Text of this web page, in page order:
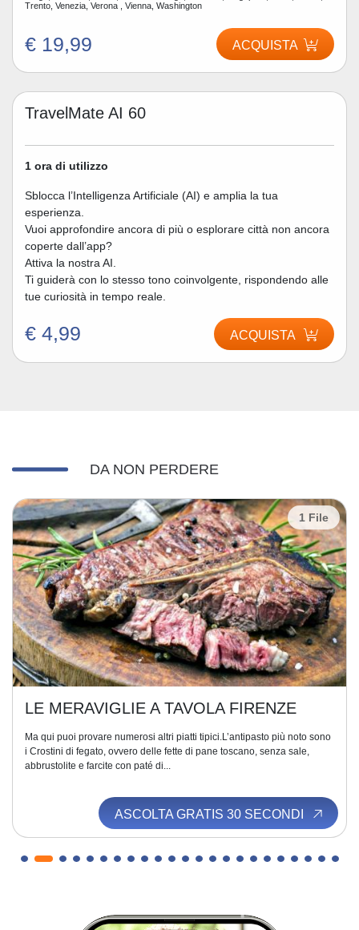
Trento, Venezia, Verona , Vienna, Washington
€ 19,99 ACQUISTA
TravelMate AI 60
1 ora di utilizzo
Sblocca l’Intelligenza Artificiale (AI) e amplia la tua
esperienza.
Vuoi approfondire ancora di più o esplorare città non ancora
coperte dall’app?
Attiva la nostra AI.
Ti guiderà con lo stesso tono coinvolgente, rispondendo alle
tue curiosità in tempo reale.
€ 4,99 ACQUISTA
DA NON PERDERE
1 File
LE MERAVIGLIE A TAVOLA FIRENZE
Ma qui puoi provare numerosi altri piatti tipici.L’antipasto più noto sono
i Crostini di fegato, ovvero delle fette di pane toscano, senza sale,
abbrustolite e farcite con paté di...
ASCOLTA GRATIS 30 SECONDI